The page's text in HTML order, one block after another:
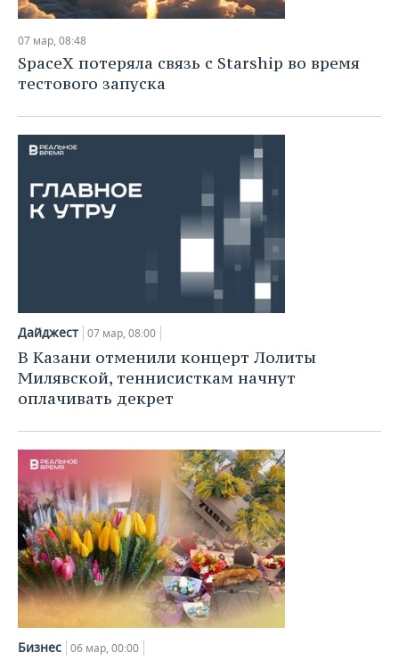
07 мар, 08:48
SpaceX потеряла связь с Starship во время
тестового запуска
Дайджест 07 мар, 08:00
В Казани отменили концерт Лолиты
Милявской, теннисисткам начнут
оплачивать декрет
Бизнес 06 мар, 00:00